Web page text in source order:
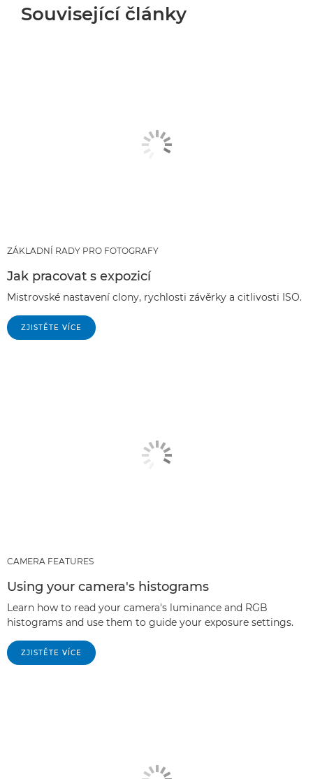
Související články
ZÁKLADNÍ RADY PRO FOTOGRAFY
Jak pracovat s expozicí
Mistrovské nastavení clony, rychlosti závěrky a citlivosti ISO.
ZJISTĚTE VÍCE
CAMERA FEATURES
Using your camera's histograms
Learn how to read your camera's luminance and RGB
histograms and use them to guide your exposure settings.
ZJISTĚTE VÍCE